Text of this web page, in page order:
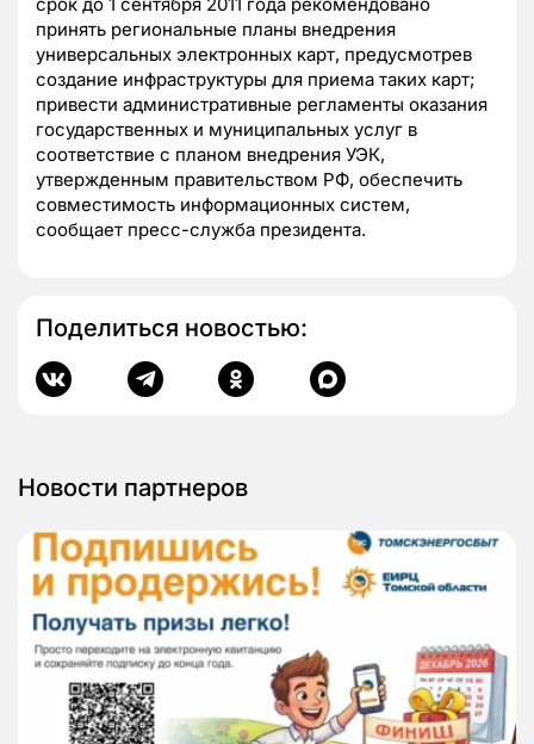
срок до 1 сентября 2011 года рекомендовано
принять региональные планы внедрения
универсальных электронных карт, предусмотрев
создание инфраструктуры для приема таких карт;
привести административные регламенты оказания
государственных и муниципальных услуг в
соответствие с планом внедрения УЭК,
утвержденным правительством РФ, обеспечить
совместимость информационных систем,
сообщает пресс-служба президента.
Поделиться новостью:
Новости партнеров